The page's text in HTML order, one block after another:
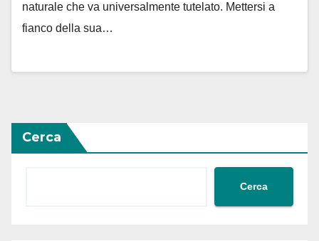
naturale che va universalmente tutelato. Mettersi a
fianco della sua…
Cerca
Cerca